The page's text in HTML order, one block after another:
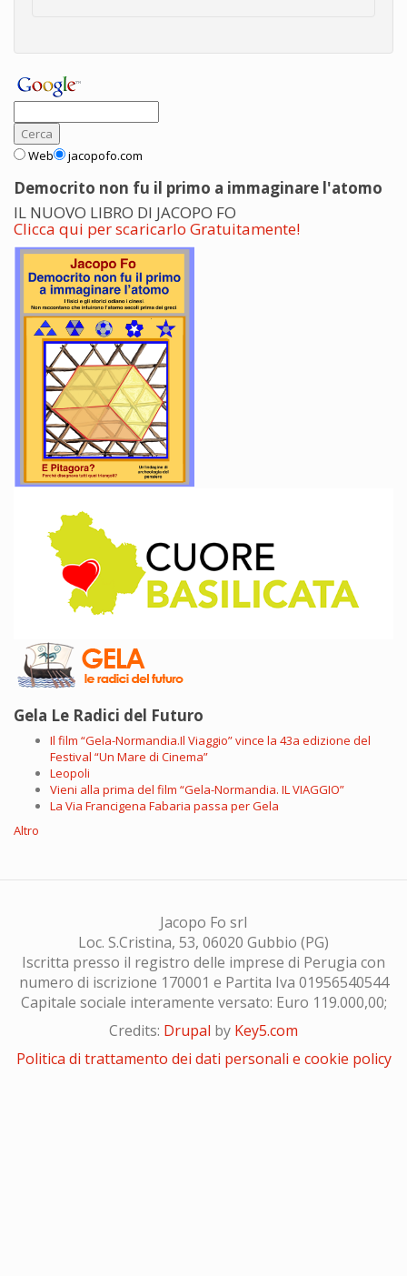
Web jacopofo.com
Democrito non fu il primo a immaginare l'atomo
IL NUOVO LIBRO DI JACOPO FO
Clicca qui per scaricarlo Gratuitamente!
Gela Le Radici del Futuro
Il film “Gela-Normandia.Il Viaggio” vince la 43a edizione del
Festival “Un Mare di Cinema”
Leopoli
Vieni alla prima del film “Gela-Normandia. IL VIAGGIO”
La Via Francigena Fabaria passa per Gela
Altro
Jacopo Fo srl
Loc. S.Cristina, 53, 06020 Gubbio (PG)
Iscritta presso il registro delle imprese di Perugia con
numero di iscrizione 170001 e Partita Iva 01956540544
Capitale sociale interamente versato: Euro 119.000,00;
Credits: Drupal by Key5.com
Politica di trattamento dei dati personali e cookie policy